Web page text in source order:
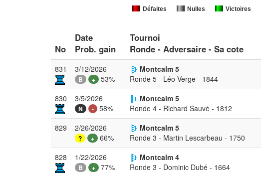
Défaites Nulles Victoires
No
Date
Prob. gain
Tournoi
Ronde - Adversaire - Sa cote
831 3/12/2026
B + 53%
Montcalm 5
Ronde 5 - Léo Verge - 1844
830 3/5/2026
N - 58%
Montcalm 5
Ronde 4 - Richard Sauvé - 1812
829 2/26/2026
? + 66%
Montcalm 5
Ronde 3 - Martin Lescarbeau - 1750
828 1/22/2026
B + 77%
Montcalm 4
Ronde 3 - Dominic Dubé - 1664